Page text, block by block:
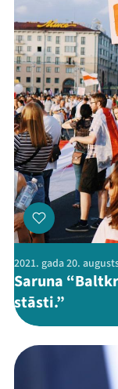
2021. gada 20.
Saruna
stāsti.”